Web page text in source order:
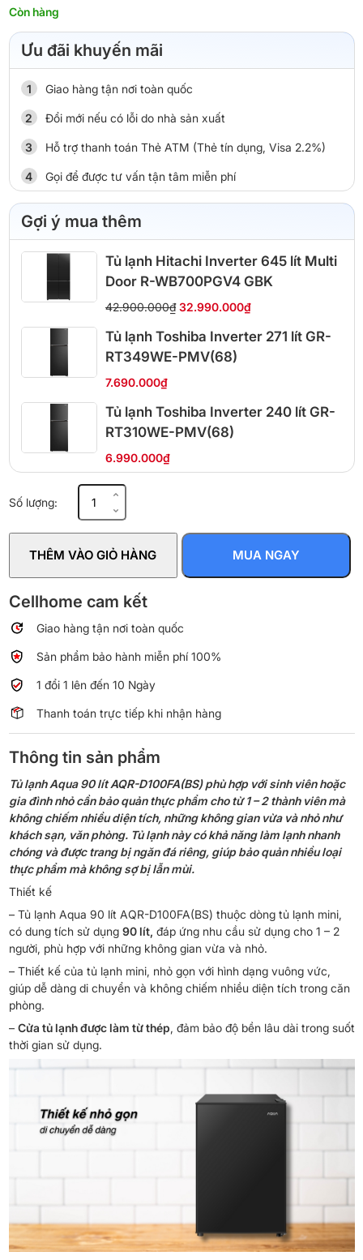
Còn hàng
Ưu đãi khuyến mãi
Giao hàng tận nơi toàn quốc
Đổi mới nếu có lỗi do nhà sản xuất
Hỗ trợ thanh toán Thẻ ATM (Thẻ tín dụng, Visa 2.2%)
Gọi để được tư vấn tận tâm miễn phí
Gợi ý mua thêm
Tủ lạnh Hitachi Inverter 645 lít Multi
Door R-WB700PGV4 GBK
42.900.000₫ 32.990.000₫
Tủ lạnh Toshiba Inverter 271 lít GR-
RT349WE-PMV(68)
7.690.000₫
Tủ lạnh Toshiba Inverter 240 lít GR-
RT310WE-PMV(68)
6.990.000₫
Số lượng:lạnh
lít
AQR-
số
lượng
THÊM VÀO GIỎ HÀNG MUA NGAY
Cellhome cam kết
Giao hàng tận nơi toàn quốc
Sản phẩm bảo hành miễn phí 100%
1 đổi 1 lên đến 10 Ngày
Thanh toán trực tiếp khi nhận hàng
Thông tin sản phẩm
Tủ lạnh Aqua 90 lít AQR-D100FA(BS) phù hợp với sinh viên hoặc
gia đình nhỏ cần bảo quản thực phẩm cho từ 1 – 2 thành viên mà
không chiếm nhiều diện tích, những không gian vừa và nhỏ như
khách sạn, văn phòng. Tủ lạnh này có khả năng làm lạnh nhanh
chóng và được trang bị ngăn đá riêng, giúp bảo quản nhiều loại
thực phẩm mà không sợ bị lẫn mùi.
Thiết kế
– Tủ lạnh Aqua 90 lít AQR-D100FA(BS) thuộc dòng tủ lạnh mini,
có dung tích sử dụng 90 lít, đáp ứng nhu cầu sử dụng cho 1 – 2
người, phù hợp với những không gian vừa và nhỏ.
– Thiết kế của tủ lạnh mini, nhỏ gọn với hình dạng vuông vức,
giúp dễ dàng di chuyển và không chiếm nhiều diện tích trong căn
phòng.
– Cửa tủ lạnh được làm từ thép, đảm bảo độ bền lâu dài trong suốt
thời gian sử dụng.